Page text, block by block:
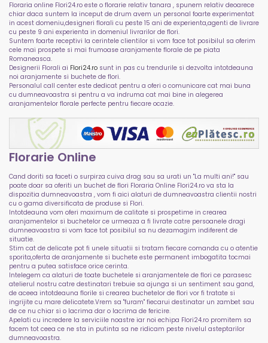
Floraria online Flori24.ro este o florarie relativ tanara , spunem relativ deoarece
chiar daca suntem la inceput de drum avem un personal foarte experimentat
in acest domeniu,designeri florali cu peste 15 ani de experienta,agenti de livrare
cu peste 9 ani experienta in domeniul livrarilor de flori.
Suntem foarte receptivi la cerintele clientilor si vom face tot posibilul sa oferim
cele mai prospete si mai frumoase aranjamente florale de pe piata
Romaneasca.
Designerii Florali ai Flori24.ro sunt in pas cu trendurile si dezvolta intotdeauna
noi aranjamente si buchete de flori.
Personalul call center este dedicat pentru a oferi o comunicare cat mai buna
cu dumneavoastra si pentru a va indruma cat mai bine in alegerea
aranjamentelor florale perfecte pentru fiecare ocazie.
Florarie Online
Cand doriti sa faceti o surpirza cuiva drag sau sa urati un "La multi ani!" sau
poate doar sa oferiti un buchet de flori Floraria Online Flori24.ro va sta la
dispozitia dumneavoastra , vom fi aici alaturi de dumneavoastra clientii nostri
cu o gama diversificata de produse si Flori.
Intotdeauna vom oferi maximum de calitate si prospetime in crearea
aranjamentelor si buchetelor ce urmeaza a fi livrate catre persoanele dragi
dumneavoastra si vom face tot posibilul sa nu dezamagim indiferent de
situatie.
Stim cat de delicate pot fi unele situatii si tratam fiecare comanda cu o atentie
sporita,oferta de aranjamente si buchete este permanent imbogatita tocmai
pentru a putea satisface orice cerinta.
Intelegem ca alaturi de toate buchetele si aranjamentele de flori ce parasesc
atelierul nostru catre destinatari trebuie sa ajunga si un sentiment sau gand,
de aceea intotdeauna florile si crearea buchetelor de flori vor fi tratate si
ingrijite cu mare delicatete.Vrem sa "furam" fiecarui destinatar un zambet sau
de ce nu chiar si o lacrima dar o lacrima de fericire.
Apelati cu incredere la serviciile noastre iar noi echipa Flori24.ro promitem sa
facem tot ceea ce ne sta in putinta sa ne ridicam peste nivelul asteptarilor
dumneavoastra.